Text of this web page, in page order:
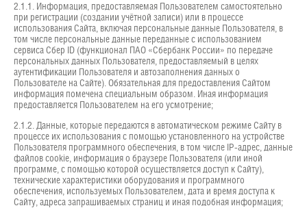
2.1.1. Информация, предоставляемая Пользователем самостоятельно
при регистрации (создании учётной записи) или в процессе
использования Сайта, включая персональные данные Пользователя, в
том числе персональные данные переданные с использованием
сервиса Сбер ID (функционал ПАО «Сбербанк России» по передаче
персональных данных Пользователя, предоставляемый в целях
аутентификации Пользователя и автозаполнения данных о
Пользователе на Сайте). Обязательная для предоставления Сайтом
информация помечена специальным образом. Иная информация
предоставляется Пользователем на его усмотрение;
2.1.2. Данные, которые передаются в автоматическом режиме Сайту в
процессе их использования с помощью установленного на устройстве
Пользователя программного обеспечения, в том числе IP-адрес, данные
файлов cookie, информация о браузере Пользователя (или иной
программе, с помощью которой осуществляется доступ к Сайту),
технические характеристики оборудования и программного
обеспечения, используемых Пользователем, дата и время доступа к
Сайту, адреса запрашиваемых страниц и иная подобная информация;